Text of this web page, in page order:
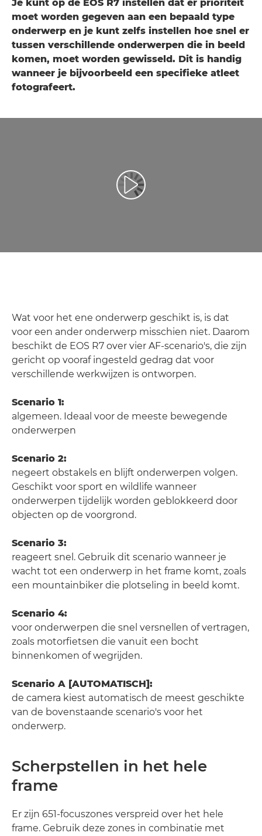
Je kunt op de EOS R7 instellen dat er prioriteit
moet worden gegeven aan een bepaald type
onderwerp en je kunt zelfs instellen hoe snel er
tussen verschillende onderwerpen die in beeld
komen, moet worden gewisseld. Dit is handig
wanneer je bijvoorbeeld een specifieke atleet
fotografeert.
Video afspelen
Wat voor het ene onderwerp geschikt is, is dat
voor een ander onderwerp misschien niet. Daarom
beschikt de EOS R7 over vier AF-scenario's, die zijn
gericht op vooraf ingesteld gedrag dat voor
verschillende werkwijzen is ontworpen.
Scenario 1:
algemeen. Ideaal voor de meeste bewegende
onderwerpen
Scenario 2:
negeert obstakels en blijft onderwerpen volgen.
Geschikt voor sport en wildlife wanneer
onderwerpen tijdelijk worden geblokkeerd door
objecten op de voorgrond.
Scenario 3:
reageert snel. Gebruik dit scenario wanneer je
wacht tot een onderwerp in het frame komt, zoals
een mountainbiker die plotseling in beeld komt.
Scenario 4:
voor onderwerpen die snel versnellen of vertragen,
zoals motorfietsen die vanuit een bocht
binnenkomen of wegrijden.
Scenario A [AUTOMATISCH]:
de camera kiest automatisch de meest geschikte
van de bovenstaande scenario's voor het
onderwerp.
Scherpstellen in het hele
frame
Er zijn 651-focuszones verspreid over het hele
frame. Gebruik deze zones in combinatie met